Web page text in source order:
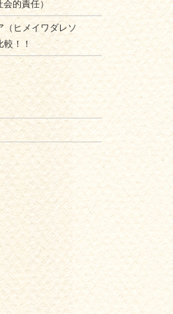
的責任）
（ヒメイワダレソ
！！